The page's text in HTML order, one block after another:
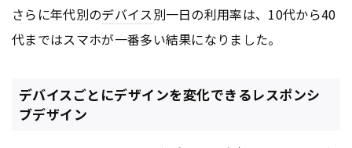
さらに年代別のデバイス別一日の利用率は、10代から40
代まではスマホが一番多い結果になりました。
デバイスごとにデザインを変化できるレスポンシ
ブデザイン